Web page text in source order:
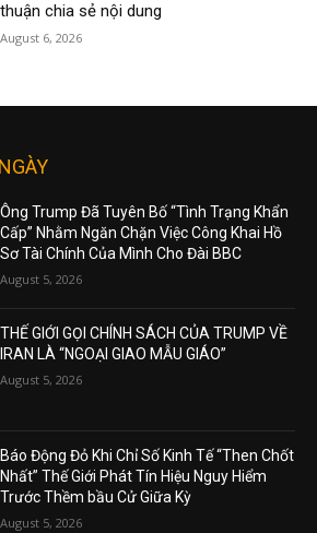
thuận chia sẻ nội dung
August 6, 2026
Ông Trump Đã Tuyên Bố “Tình Trạng Khẩn
Cấp” Nhằm Ngăn Chặn Việc Công Khai Hồ
Sơ Tài Chính Của Mình Cho Đài BBC
August 5, 2026
THẾ GIỚI GỌI CHÍNH SÁCH CỦA TRUMP VỀ
IRAN LÀ “NGOẠI GIAO MẪU GIÁO”
August 5, 2026
Báo Động Đỏ Khi Chỉ Số Kinh Tế “Then Chốt
Nhất” Thế Giới Phát Tín Hiệu Nguy Hiểm
Trước Thềm bầu Cử Giữa Kỳ
August 5, 2026